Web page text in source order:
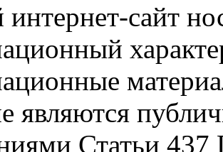
сайт
являются
Статьи 437